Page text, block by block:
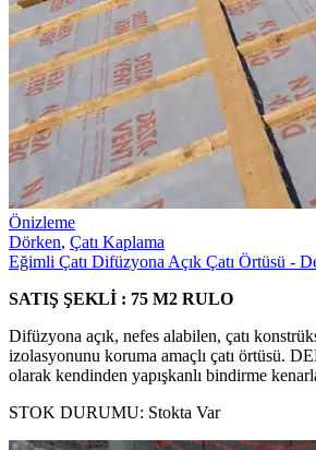
Önizleme
Dörken, Çatı Kaplama
Eğimli Çatı Difüzyona Açık Çatı Örtüsü -
SATIŞ ŞEKLİ : 75 M2 RULO
Difüzyona açık, nefes alabilen, çatı
izolasyonunu koruma amaçlı çatı örtüsü.
olarak kendinden yapışkanlı bindirme
STOK DURUMU: Stokta Var